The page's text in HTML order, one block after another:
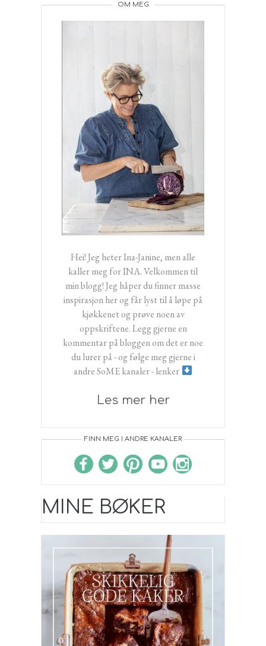
OM MEG
Hei! Jeg heter Ina-Janine, men alle
kaller meg for INA. Velkommen til
min blogg! Jeg håper du finner masse
inspirasjon her og får lyst til å løpe på
kjøkkenet og prøve noen av
oppskriftene. Legg gjerne en
kommentar på bloggen om det er noe
du lurer på - og følge meg gjerne i
andre SoME kanaler - lenker
Les mer her
FINN MEG I ANDRE KANALER
MINE BØKER